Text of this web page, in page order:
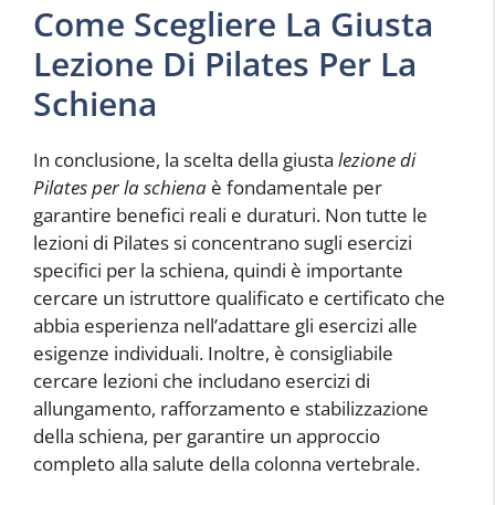
Come Scegliere La Giusta
Lezione Di Pilates Per La
Schiena
In conclusione, la scelta della giusta lezione di
Pilates per la schiena è fondamentale per
garantire benefici reali e duraturi. Non tutte le
lezioni di Pilates si concentrano sugli esercizi
specifici per la schiena, quindi è importante
cercare un istruttore qualificato e certificato che
abbia esperienza nell’adattare gli esercizi alle
esigenze individuali. Inoltre, è consigliabile
cercare lezioni che includano esercizi di
allungamento, rafforzamento e stabilizzazione
della schiena, per garantire un approccio
completo alla salute della colonna vertebrale.